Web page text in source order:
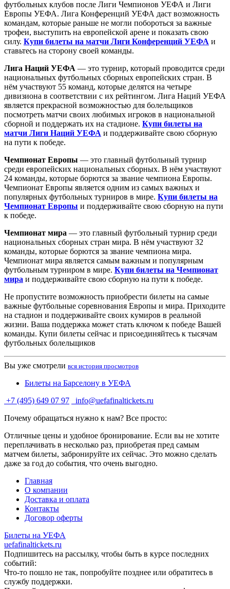
футбольных клубов после Лиги Чемпионов УЕФА и Лиги
Европы УЕФА. Лига Конференций УЕФА даст возможность
командам, которые раньше не могли побороться за важные
трофеи, выступить на европейской арене и показать свою
силу. Купи билеты на матчи Лиги Конференций УЕФА и
ставьтесь на сторону своей команды.
Лига Наций УЕФА — это турнир, который проводится среди
национальных футбольных сборных европейских стран. В
нём участвуют 55 команд, которые делятся на четыре
дивизиона в соответствии с их рейтингом. Лига Наций УЕФА
является прекрасной возможностью для болельщиков
посмотреть матчи своих любимых игроков в национальной
сборной и поддержать их на стадионе. Купи билеты на
матчи Лиги Наций УЕФА и поддерживайте свою сборную
на пути к победе.
Чемпионат Европы — это главный футбольный турнир
среди европейских национальных сборных. В нём участвуют
24 команды, которые борются за звание чемпиона Европы.
Чемпионат Европы является одним из самых важных и
популярных футбольных турниров в мире. Купи билеты на
Чемпионат Европы и поддерживайте свою сборную на пути
к победе.
Чемпионат мира — это главный футбольный турнир среди
национальных сборных стран мира. В нём участвуют 32
команды, которые борются за звание чемпиона мира.
Чемпионат мира является самым важным и популярным
футбольным турниром в мире. Купи билеты на Чемпионат
мира и поддерживайте свою сборную на пути к победе.
Не пропустите возможность приобрести билеты на самые
важные футбольные соревнования Европы и мира. Приходите
на стадион и поддерживайте своих кумиров в реальной
жизни. Ваша поддержка может стать ключом к победе Вашей
команды. Купи билеты сейчас и присоединяйтесь к тысячам
футбольных болельщиков
Вы уже смотрели вся история просмотров
Билеты на Барселону в УЕФА
+7 (495) 649 07 97
info@uefafinaltickets.ru
Почему обращаться нужно к нам? Все просто:
Отличные цены и удобное бронирование. Если вы не хотите
переплачивать в несколько раз, приобретая пред самым
матчем билеты, забронируйте их сейчас. Это можно сделать
даже за год до события, что очень выгодно.
Главная
О компании
Доставка и оплата
Контакты
Договор оферты
Билеты на УЕФА
uefafinaltickets.ru
Подпишитесь на рассылку, чтобы быть в курсе последних
событий:
Что-то пошло не так, попробуйте позднее или обратитесь в
службу поддержки.